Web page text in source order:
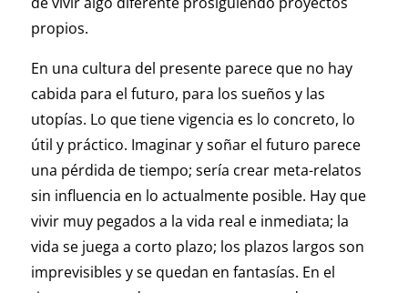
propios.
En una cultura del presente parece que no hay
cabida para el futuro, para los sueños y las
utopías. Lo que tiene vigencia es lo concreto, lo
útil y práctico. Imaginar y soñar el futuro parece
una pérdida de tiempo; sería crear meta-relatos
sin influencia en lo actualmente posible. Hay que
vivir muy pegados a la vida real e inmediata; la
vida se juega a corto plazo; los plazos largos son
imprevisibles y se quedan en fantasías. En el